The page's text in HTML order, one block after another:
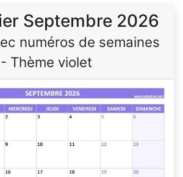
Septembre 2026
numéros de semaines
- Thème violet